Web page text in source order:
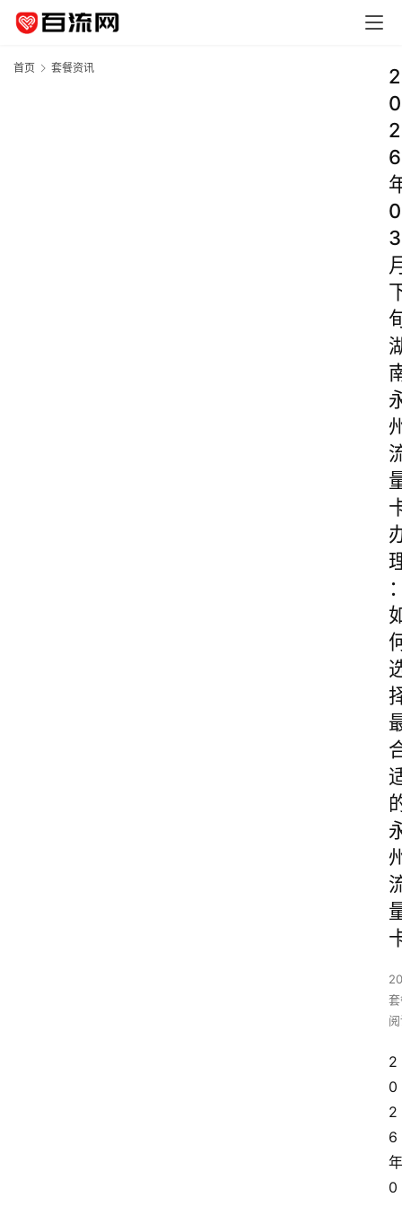
首页 套餐资讯
2
0
2
6
0
3
2
0
2
6
年
0